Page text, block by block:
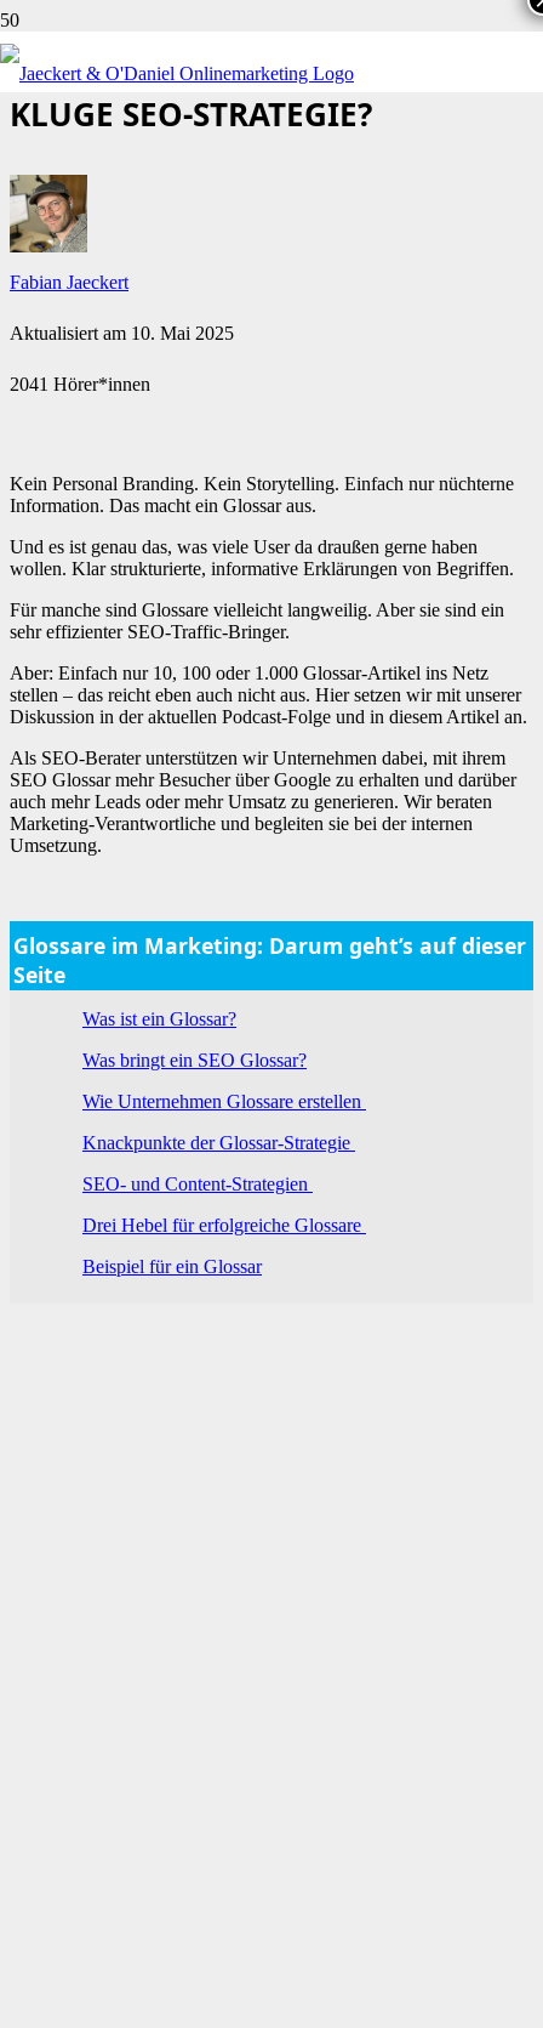
GLOSSAR ERSTELLEN: EINE
KLUGE SEO-STRATEGIE?
Fabian Jaeckert
Aktualisiert am 10. Mai 2025
2041 Hörer*innen
Kein Personal Branding. Kein Storytelling. Einfach nur nüchterne
Information. Das macht ein Glossar aus.
Und es ist genau das, was viele User da draußen gerne haben
wollen. Klar strukturierte, informative Erklärungen von Begriffen.
Für manche sind Glossare vielleicht langweilig. Aber sie sind ein
sehr effizienter SEO-Traffic-Bringer.
Aber: Einfach nur 10, 100 oder 1.000 Glossar-Artikel ins Netz
stellen – das reicht eben auch nicht aus. Hier setzen wir mit unserer
Diskussion in der aktuellen Podcast-Folge und in diesem Artikel an.
Als SEO-Berater unterstützen wir Unternehmen dabei, mit ihrem
SEO Glossar mehr Besucher über Google zu erhalten und darüber
auch mehr Leads oder mehr Umsatz zu generieren. Wir beraten
Marketing-Verantwortliche und begleiten sie bei der internen
Umsetzung.
Glossare im Marketing: Darum geht’s auf dieser
Seite
Was ist ein Glossar?
Was bringt ein SEO Glossar?
Wie Unternehmen Glossare erstellen
Knackpunkte der Glossar-Strategie
SEO- und Content-Strategien
Drei Hebel für erfolgreiche Glossare
Beispiel für ein Glossar